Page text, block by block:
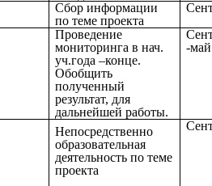
Сбор информации
по теме проекта
Проведение
мониторинга в нач.
уч.года –конце.
Обобщить
полученный
результат, для
дальнейшей работы.
-май
Непосредственно
образовательная
деятельность по теме
проекта